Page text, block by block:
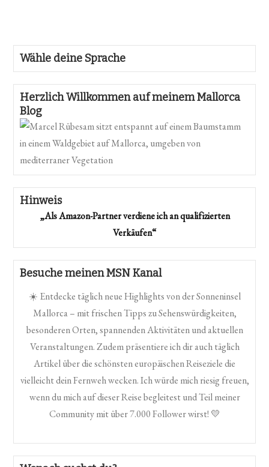
Wähle deine Sprache
Herzlich Willkommen auf meinem Mallorca
Blog
Hinweis
„Als Amazon-Partner verdiene ich an qualifizierten
Verkäufen“
Besuche meinen MSN Kanal
☀️ Entdecke täglich neue Highlights von der Sonneninsel
Mallorca – mit frischen Tipps zu Sehenswürdigkeiten,
besonderen Orten, spannenden Aktivitäten und aktuellen
Veranstaltungen. Zudem präsentiere ich dir auch täglich
Artikel über die schönsten europäischen Reiseziele die
vielleicht dein Fernweh wecken. Ich würde mich riesig freuen,
wenn du mich auf dieser Reise begleitest und Teil meiner
Community mit über 7.000 Follower wirst! 💛